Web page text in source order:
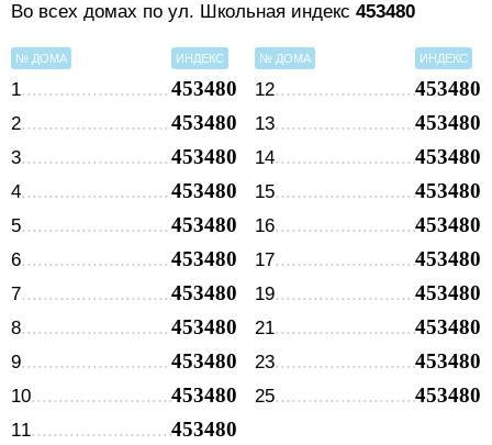
Во всех домах по ул. Школьная индекс 453480
№ ДОМА ИНДЕКС
1 453480
2 453480
3 453480
4 453480
5 453480
6 453480
7 453480
8 453480
9 453480
10 453480
11 453480
№ ДОМА ИНДЕКС
12 453480
13 453480
14 453480
15 453480
16 453480
17 453480
19 453480
21 453480
23 453480
25 453480